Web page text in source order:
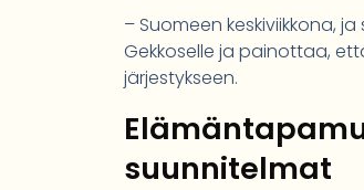
– Suomeen keskiviikkona,
Gekkoselle ja painottaa,
järjestykseen.
suunnitelmat